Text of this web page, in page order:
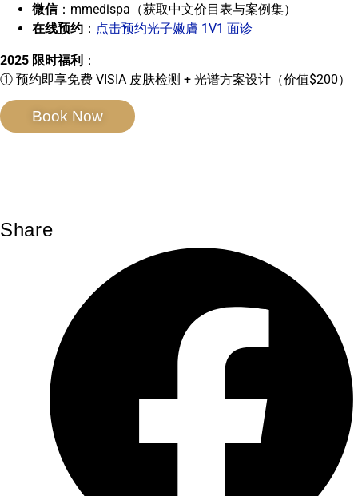
微信：mmedispa（获取中文价目表与案例集）
在线预约 ： 点击预约光子嫩膚 1V1 面诊
2025 限时福利 ：
① 预约即享免费 VISIA 皮肤检测 + 光谱方案设计（价值$200）
Book Now
Share